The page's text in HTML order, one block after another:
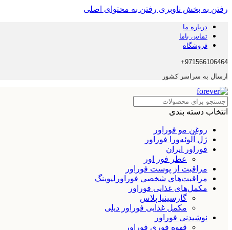
رفتن به بخش ناوبری رفتن به محتوای اصلی
درباره ما
تماس باما
فروشگاه
971566106464+
ارسال به سراسر کشور
انتخاب دسته بندی
روغن مو فوراور
ژل آلوئه‌ورا فوراور
فوراور ایران
عطر فور اور
مراقبت از پوست فوراور
مراقبت‌های شخصی فوراورلیوینگ
مکمل‌های غذایی فوراور
گارسینیا پلاس
مکمل غذایی فوراور دیلی
نوشیدنی فوراور
قهوه فوری فوراور